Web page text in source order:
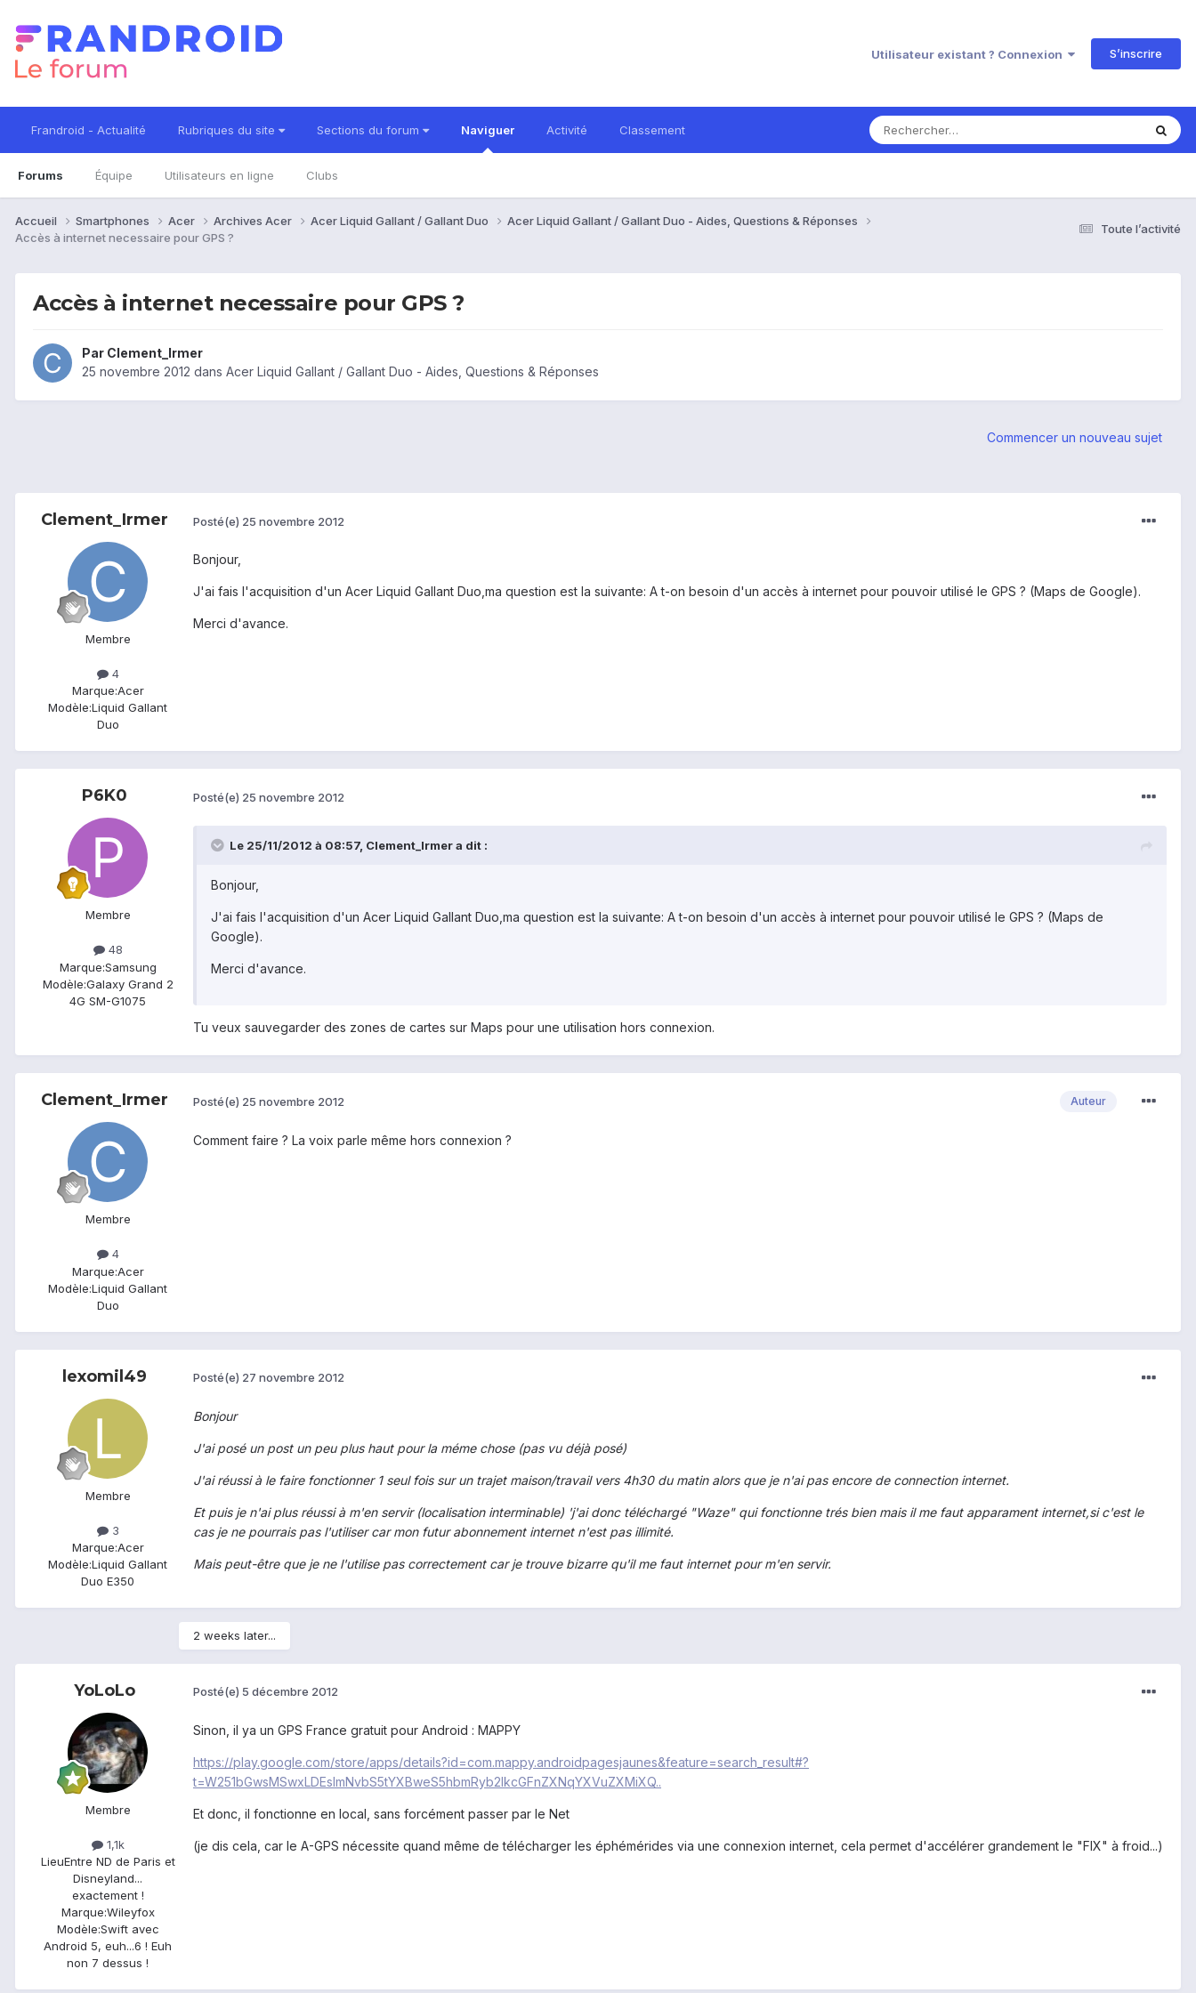
Utilisateur existant ? Connexion S’inscrire
Frandroid - Actualité Rubriques du site Sections du forum Naviguer
Forums Équipe Utilisateurs en ligne Clubs
Activité Classement
Toute l’activité
Accueil Smartphones Acer Archives Acer Acer Liquid Gallant / Gallant Duo
Acer Liquid Gallant / Gallant Duo - Aides, Questions & Réponses
Accès à internet necessaire pour GPS ?
Accès à internet necessaire pour GPS ?
Par Clement_Irmer
25 novembre 2012 dans Acer Liquid Gallant / Gallant Duo - Aides, Questions & Réponses
Commencer un nouveau sujet
Clement_Irmer
Membre
4
Marque:Acer
Modèle:Liquid Gallant
Duo
Posté(e) 25 novembre 2012
Bonjour,
J'ai fais l'acquisition d'un Acer Liquid Gallant Duo,ma question est la suivante: A t-on besoin d'un accès à internet pour pouvoir utilisé le GPS ? (Maps de Google).
Merci d'avance.
P6K0
Membre
48
Marque:Samsung
Modèle:Galaxy Grand 2
4G SM-G1075
Posté(e) 25 novembre 2012
Le 25/11/2012 à 08:57, Clement_Irmer a dit :
Bonjour,
J'ai fais l'acquisition d'un Acer Liquid Gallant Duo,ma question est la suivante: A t-on besoin d'un accès à internet pour pouvoir utilisé le GPS ? (Maps de
Google).
Merci d'avance.
Tu veux sauvegarder des zones de cartes sur Maps pour une utilisation hors connexion.
Clement_Irmer
Membre
4
Marque:Acer
Modèle:Liquid Gallant
Duo
Auteur
Posté(e) 25 novembre 2012
Comment faire ? La voix parle même hors connexion ?
lexomil49
Membre
3
Marque:Acer
Modèle:Liquid Gallant
Duo E350
Posté(e) 27 novembre 2012
Bonjour
J'ai posé un post un peu plus haut pour la méme chose (pas vu déjà posé)
J'ai réussi à le faire fonctionner 1 seul fois sur un trajet maison/travail vers 4h30 du matin alors que je n'ai pas encore de connection internet.
Et puis je n'ai plus réussi à m'en servir (localisation interminable) 'j'ai donc téléchargé "Waze" qui fonctionne trés bien mais il me faut apparament internet,si c'est le
cas je ne pourrais pas l'utiliser car mon futur abonnement internet n'est pas illimité.
Mais peut-être que je ne l'utilise pas correctement car je trouve bizarre qu'il me faut internet pour m'en servir.
2 weeks later...
YoLoLo
Membre
1,1k
LieuEntre ND de Paris et
Disneyland...
exactement !
Marque:Wileyfox
Modèle:Swift avec
Android 5, euh...6 ! Euh
non 7 dessus !
Posté(e) 5 décembre 2012
Sinon, il ya un GPS France gratuit pour Android : MAPPY
https://play.google.com/store/apps/details?id=com.mappy.androidpagesjaunes&feature=search_result#?
t=W251bGwsMSwxLDEsImNvbS5tYXBweS5hbmRyb2lkcGFnZXNqYXVuZXMiXQ..
Et donc, il fonctionne en local, sans forcément passer par le Net
(je dis cela, car le A-GPS nécessite quand même de télécharger les éphémérides via une connexion internet, cela permet d'accélérer grandement le "FIX" à froid...)